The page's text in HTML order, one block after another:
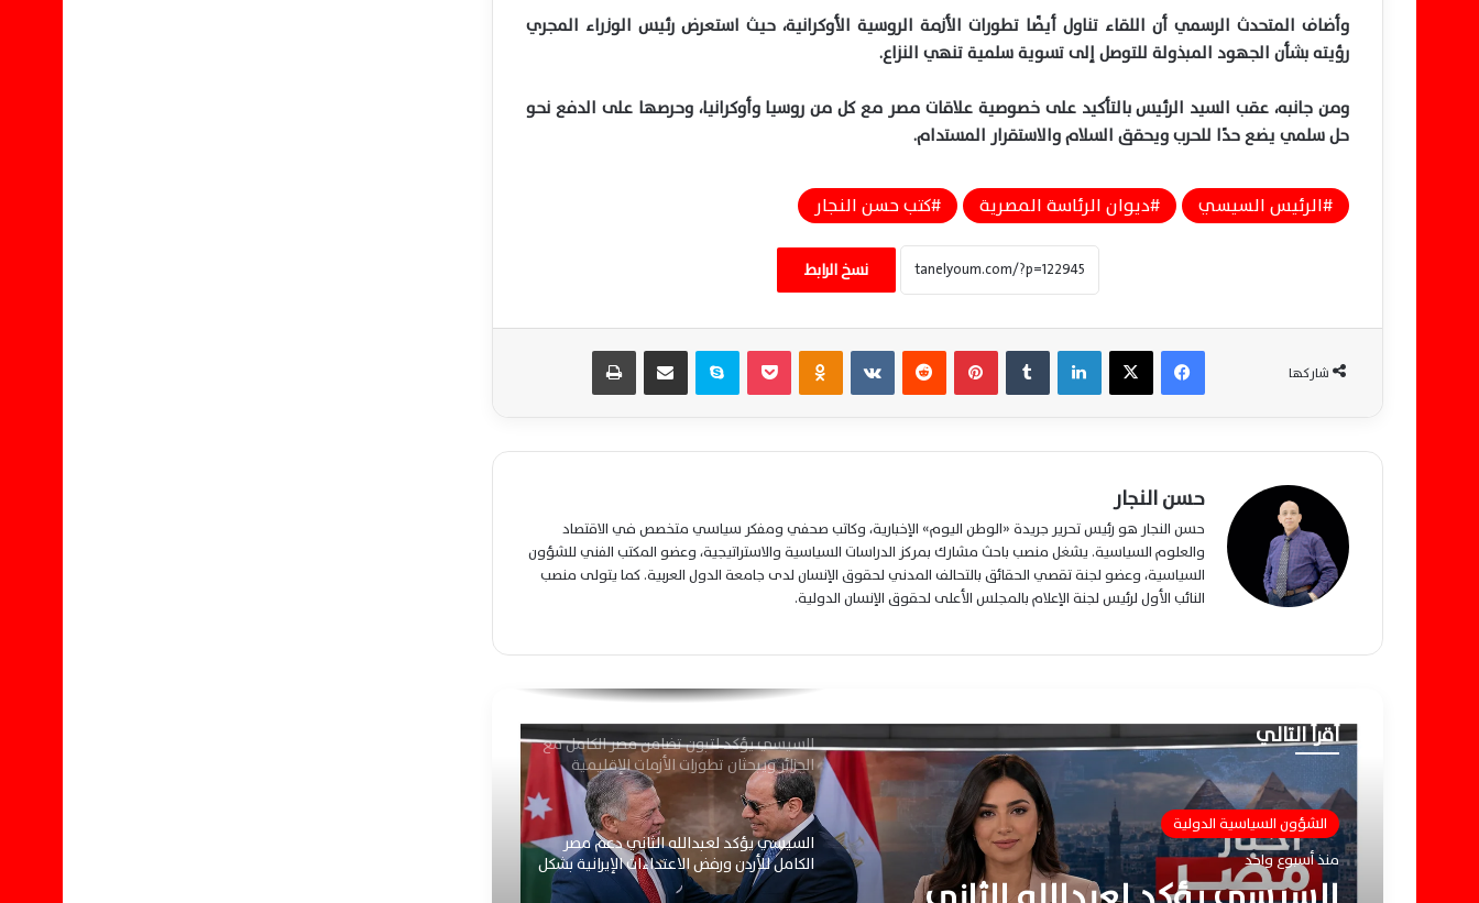
وأضاف المتحدث الرسمي أن اللقاء تناول أيضًا تطورات الأزمة الروسية الأوكرانية، حيث استعرض رئيس الوزراء المجري
رؤيته بشأن الجهود المبذولة للتوصل إلى تسوية سلمية تنهي النزاع.
ومن جانبه، عقب السيد الرئيس بالتأكيد على خصوصية علاقات مصر مع كل من روسيا وأوكرانيا، وحرصها على الدفع نحو
حل سلمي يضع حدًا للحرب ويحقق السلام والاستقرار المستدام.
الرئيس السيسي ديوان الرئاسة المصرية كتب حسن النجار
نسخ الرابط
شاركها
فيسبوك ‫X لينكدإن بينتيريست ‏VKontakte سكايب مشاركة عبر البريد
حسن النجار
حسن النجار هو رئيس تحرير جريدة «الوطن اليوم» الإخبارية، وكاتب صحفي ومفكر سياسي متخصص في الاقتصاد
والعلوم السياسية. يشغل منصب باحث مشارك بمركز الدراسات السياسية والاستراتيجية، وعضو المكتب الفني للشؤون
السياسية، وعضو لجنة تقصي الحقائق بالتحالف المدني لحقوق الإنسان لدى جامعة الدول العربية. كما يتولى منصب
النائب الأول لرئيس لجنة الإعلام بالمجلس الأعلى لحقوق الإنسان الدولية.
أقرأ التالي
الشؤون السياسية الدولية
منذ أسبوع واحد
الشؤون السياسية الدولية
منذ أسبوع واحد
والتعاون ويدعمان الحلول السلمية واستقرار
المنطقة المشترك
مراسم استقبال الرئيس السيسي لرئيس
الإمارات بمطار العلمين تؤكد قوة العلاقات
السيسي يستقبل محمد بن زايد اليوم
بالعلمين ويبحثان تطورات المنطقة وتعزيز
السيسي يوجه بتسريع تنفيذ الاستراتيجية
الصناعية وتعزيز توطين الصناعة وزيادة
الجزائر ويبحثان تطورات الأزمات الإقليمية
السيسي يؤكد لعبدالله الثاني دعم مصر
الكامل للأردن ورفض الاعتداءات الإيرانية بشكل
حاسم
الرئيس السيسي يؤكد تضامن مصر مع تونس
ويبحث مع قيس سعيد تطورات المنطقة